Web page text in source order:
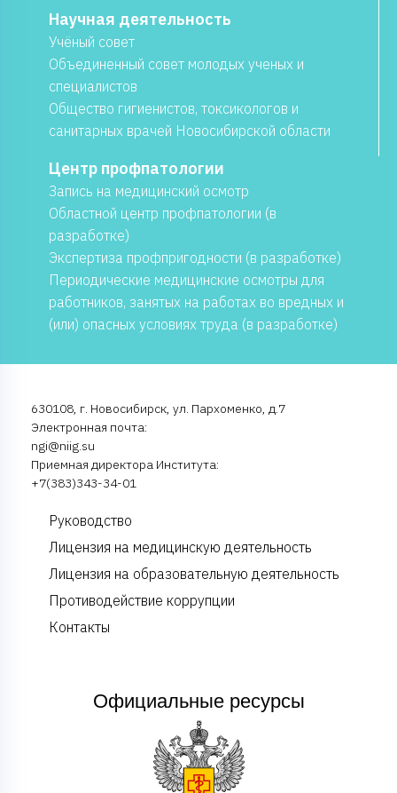
Научная деятельность
Учёный совет
Объединенный совет молодых ученых и
специалистов
Общество гигиенистов, токсикологов и
санитарных врачей Новосибирской области
Центр профпатологии
Запись на медицинский осмотр
Областной центр профпатологии (в
разработке)
Экспертиза профпригодности (в разработке)
Периодические медицинские осмотры для
работников, занятых на работах во вредных и
(или) опасных условиях труда (в разработке)
630108, г. Новосибирск, ул. Пархоменко, д.7
Электронная почта:
ngi@niig.su
Приемная директора Института:
+7(383)343-34-01
Руководство
Лицензия на медицинскую деятельность
Лицензия на образовательную деятельность
Противодействие коррупции
Контакты
Официальные ресурсы